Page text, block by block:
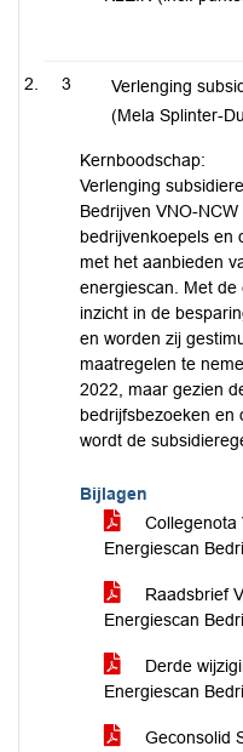
3
Verlenging
(Mela Splinter-
Kernboodschap:
Verlenging
Bedrijven VNO-
bedrijvenkoepels en
met het aanbieden
energiescan. Met
inzicht in de
en worden zij
maatregelen te
2022, maar gezien
bedrijfsbezoeken en
wordt de
Bijlagen
Collegenota
Energiescan
Raadsbrief
Energiescan
Derde
Energiescan
Geconsolid